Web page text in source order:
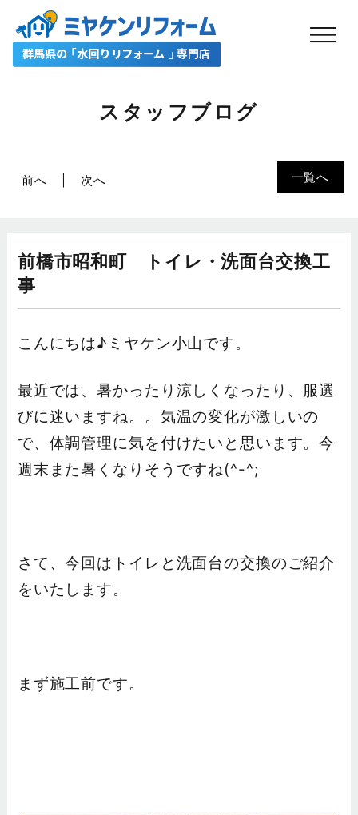
スタッフブログ
一覧へ
前へ 次へ
前橋市昭和町 トイレ・洗面台交換工
事
こんにちは♪ミヤケン小山です。
最近では、暑かったり涼しくなったり、服選
びに迷いますね。。気温の変化が激しいの
で、体調管理に気を付けたいと思います。今
週末また暑くなりそうですね(^-^;
さて、今回はトイレと洗面台の交換のご紹介
をいたします。
まず施工前です。